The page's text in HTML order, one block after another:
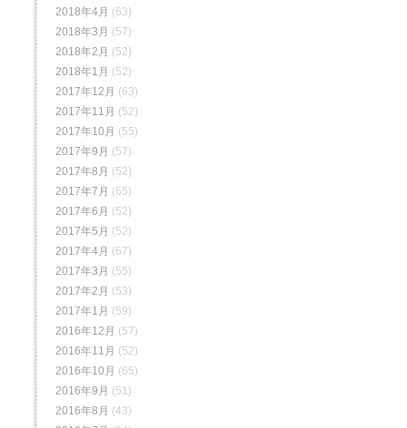
2018年4月 (63)
2018年3月 (57)
2018年2月 (52)
2018年1月 (52)
2017年12月 (63)
2017年11月 (52)
2017年10月 (55)
2017年9月 (57)
2017年8月 (52)
2017年7月 (65)
2017年6月 (52)
2017年5月 (52)
2017年4月 (67)
2017年3月 (55)
2017年2月 (53)
2017年1月 (59)
2016年12月 (57)
2016年11月 (52)
2016年10月 (65)
2016年9月 (51)
2016年8月 (43)